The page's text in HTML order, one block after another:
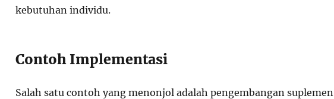
kebutuhan individu.
Contoh Implementasi
Salah satu contoh yang menonjol adalah pengembangan suplemen